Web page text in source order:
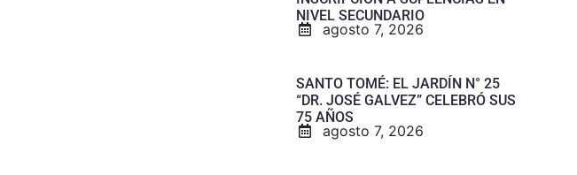
NIVEL SECUNDARIO
agosto 7, 2026
SANTO TOMÉ: EL JARDÍN N° 25
“DR. JOSÉ GALVEZ” CELEBRÓ SUS
75 AÑOS
agosto 7, 2026